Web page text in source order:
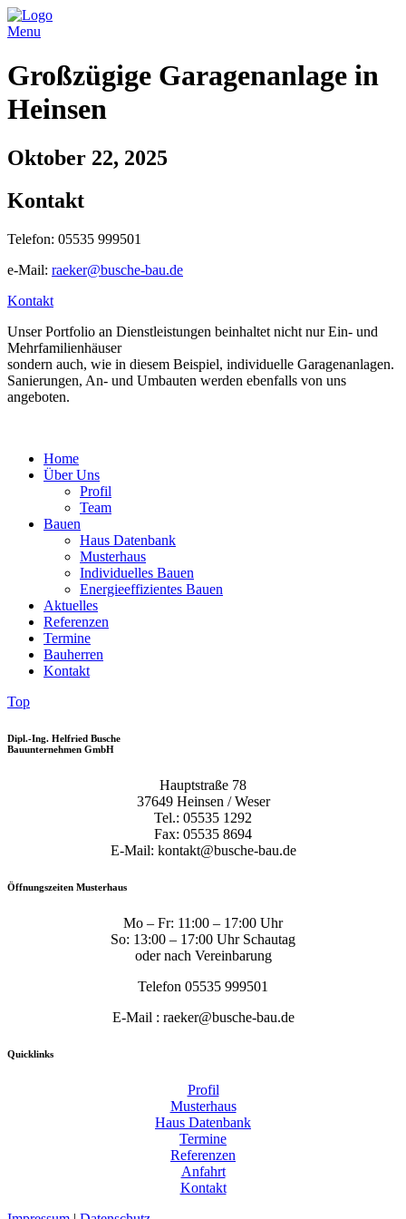
Menu
Großzügige Garagenanlage in
Heinsen
Oktober 22, 2025
Kontakt
Telefon: 05535 999501
e-Mail: raeker@busche-bau.de
Kontakt
Unser Portfolio an Dienstleistungen beinhaltet nicht nur Ein- und
Mehrfamilienhäuser
sondern auch, wie in diesem Beispiel, individuelle Garagenanlagen.
Sanierungen, An- und Umbauten werden ebenfalls von uns
angeboten.
Home
Über Uns
Profil
Team
Bauen
Haus Datenbank
Musterhaus
Individuelles Bauen
Energieeffizientes Bauen
Aktuelles
Referenzen
Termine
Bauherren
Kontakt
Top
Dipl.-Ing. Helfried Busche
Bauunternehmen GmbH
Hauptstraße 78
37649 Heinsen / Weser
Tel.: 05535 1292
Fax: 05535 8694
E-Mail: kontakt@busche-bau.de
Öffnungszeiten Musterhaus
Mo – Fr: 11:00 – 17:00 Uhr
So: 13:00 – 17:00 Uhr Schautag
oder nach Vereinbarung
Telefon 05535 999501
E-Mail : raeker@busche-bau.de
Quicklinks
Profil
Musterhaus
Haus Datenbank
Termine
Referenzen
Anfahrt
Kontakt